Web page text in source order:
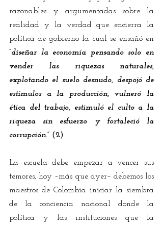
razonables y argumentadas sobre la
realidad y la verdad que encierra la
“diseñar la economía pensando solo en
vender las riquezas naturales,
explotando el suelo desnudo, despojó de
estímulos a la producción, vulneró la
ética del trabajo, estimuló el culto a la
riqueza sin esfuerzo y fortaleció la
corrupción.” (2)
La escuela debe empezar a vencer sus
temores, hoy –más que ayer– debemos los
maestros de Colombia iniciar la siembra
de la conciencia nacional donde la
política y las instituciones que la